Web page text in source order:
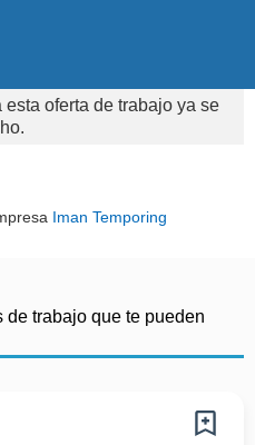
oferta de trabajo ya se
Iman Temporing
de trabajo que te pueden